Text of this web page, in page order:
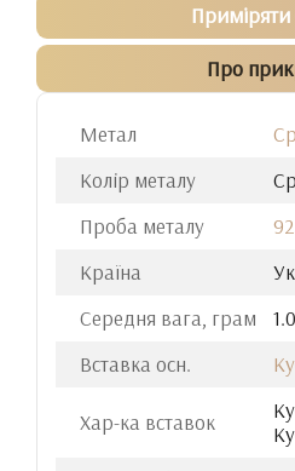
Про
Метал
Колір металу
Проба металу
Країна
Середня вага, грам
Вставка осн.
Хар-ка вставок